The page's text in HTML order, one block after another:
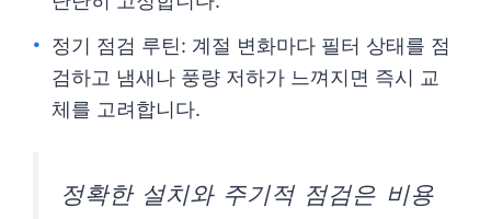
정기 점검 루틴: 계절 변화마다 필터 상태를 점
검하고 냄새나 풍량 저하가 느껴지면 즉시 교
체를 고려합니다.
정확한 설치와 주기적 점검은 비용